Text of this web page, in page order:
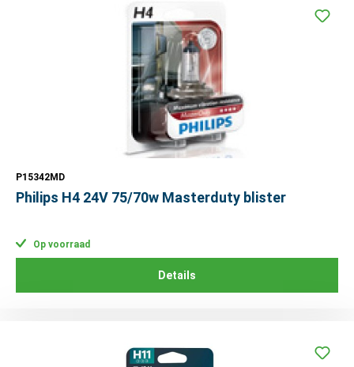
P15342MD
Philips H4 24V 75/70w Masterduty blister
Op voorraad
Details